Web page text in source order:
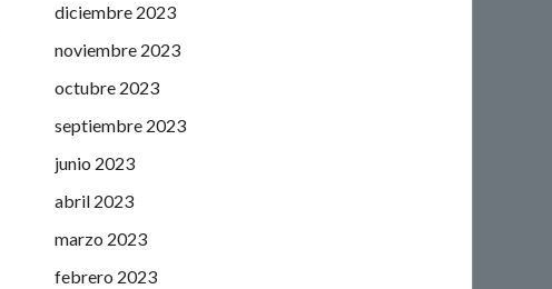
diciembre 2023
noviembre 2023
octubre 2023
septiembre 2023
junio 2023
abril 2023
marzo 2023
febrero 2023